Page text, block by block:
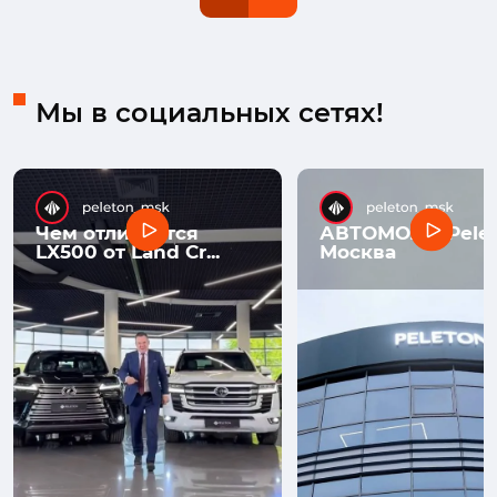
Мы в социальных сетях!
Чем отличается
LX500 от Land Cr...
АВТОМОЛЛ
Москва